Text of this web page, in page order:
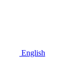
English